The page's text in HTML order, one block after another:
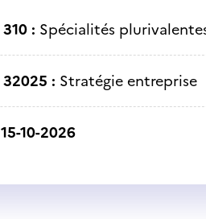
310 : Spécialités
32025 : Stratégie entreprise
15-10-2026